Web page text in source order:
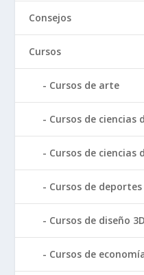
Consejos
Cursos
Cursos de arte
Cursos de ciencias
Cursos de ciencias
Cursos de
Cursos de diseño 3D
Cursos de